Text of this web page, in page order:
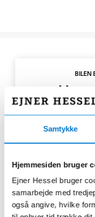
Samtykke
Hjemmesiden bruger
Ejner Hessel bruger
samarbejde med
også angive, hvilke
BILEN
Introduktion til
Top klargjorte
Attraktiv